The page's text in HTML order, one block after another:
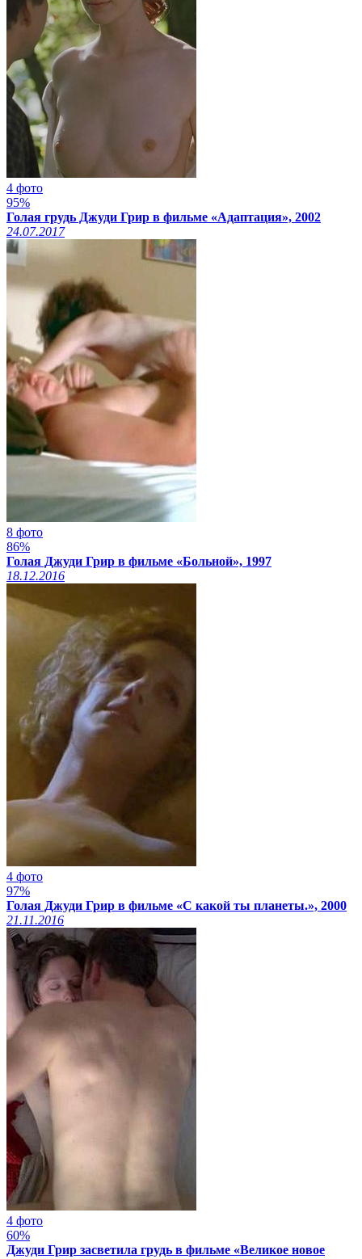
4 фото
95%
Голая грудь Джуди Грир в фильме «Адаптация», 2002
24.07.2017
8 фото
86%
Голая Джуди Грир в фильме «Больной», 1997
18.12.2016
4 фото
97%
Голая Джуди Грир в фильме «С какой ты планеты.», 2000
21.11.2016
4 фото
60%
Джуди Грир засветила грудь в фильме «Великое новое